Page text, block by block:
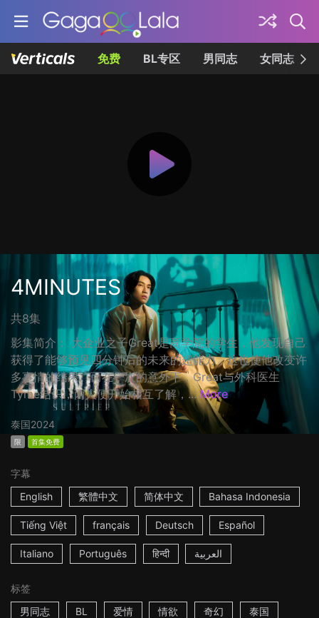
免费 BL专区 男同志 女同志
4MINUTES
共8集
影集简介： 大企业之子Great是商学院的学生，他发现自己
获得了能够预见四分钟后的未来的超能力，这也使他改变许
多事情的结果。而在一次的意外下，Great与外科医生
Tyme结识，两人便开始相互了解，... More
泰国2024
限 首集免费
字幕
English
繁體中文 简体中文 Bahasa Indonesia
Tiếng Việt français Deutsch Español
Italiano Português हिन्दी العربية
标签
男同志
BL 爱情 情欲 奇幻 泰国